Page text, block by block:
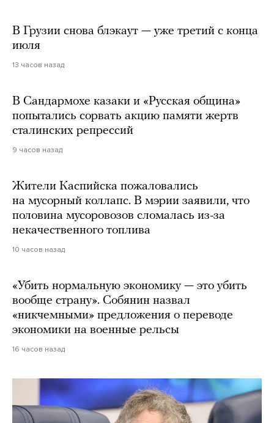
В Грузии снова блэкаут — уже третий с конца
июля
13 часов назад
В Сандармохе казаки и «Русская община»
попытались сорвать акцию памяти жертв
сталинских репрессий
9 часов назад
Жители Каспийска пожаловались
на мусорный коллапс. В мэрии заявили, что
половина мусоровозов сломалась из-за
некачественного топлива
10 часов назад
«Убить нормальную экономику — это убить
вообще страну». Собянин назвал
«никчемными» предложения о переводе
экономики на военные рельсы
16 часов назад